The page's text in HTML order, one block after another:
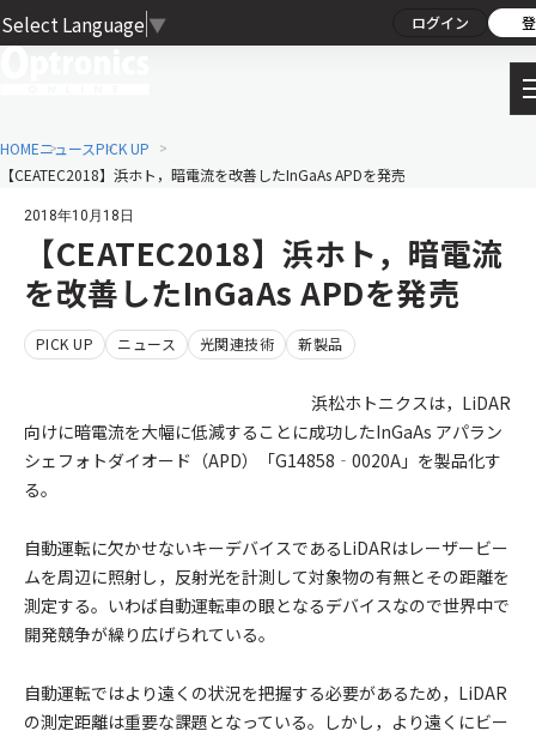
Select Language ▼ ログイン
HOMEニュースPICK UP
【CEATEC2018】浜ホト，暗電流を改善したInGaAs APDを発売
2018年10月18日
【CEATEC2018】浜ホト，暗電流
を改善したInGaAs APDを発売
PICK UP ニュース 光関連技術 新製品
浜松ホトニクスは，LiDAR
向けに暗電流を大幅に低減することに成功したInGaAs アパラン
シェフォトダイオード（APD）「G14858‐0020A」を製品化す
る。
自動運転に欠かせないキーデバイスであるLiDARはレーザービー
ムを周辺に照射し，反射光を計測して対象物の有無とその距離を
測定する。いわば自動運転車の眼となるデバイスなので世界中で
開発競争が繰り広げられている。
自動運転ではより遠くの状況を把握する必要があるため，LiDAR
の測定距離は重要な課題となっている。しかし，より遠くにビー